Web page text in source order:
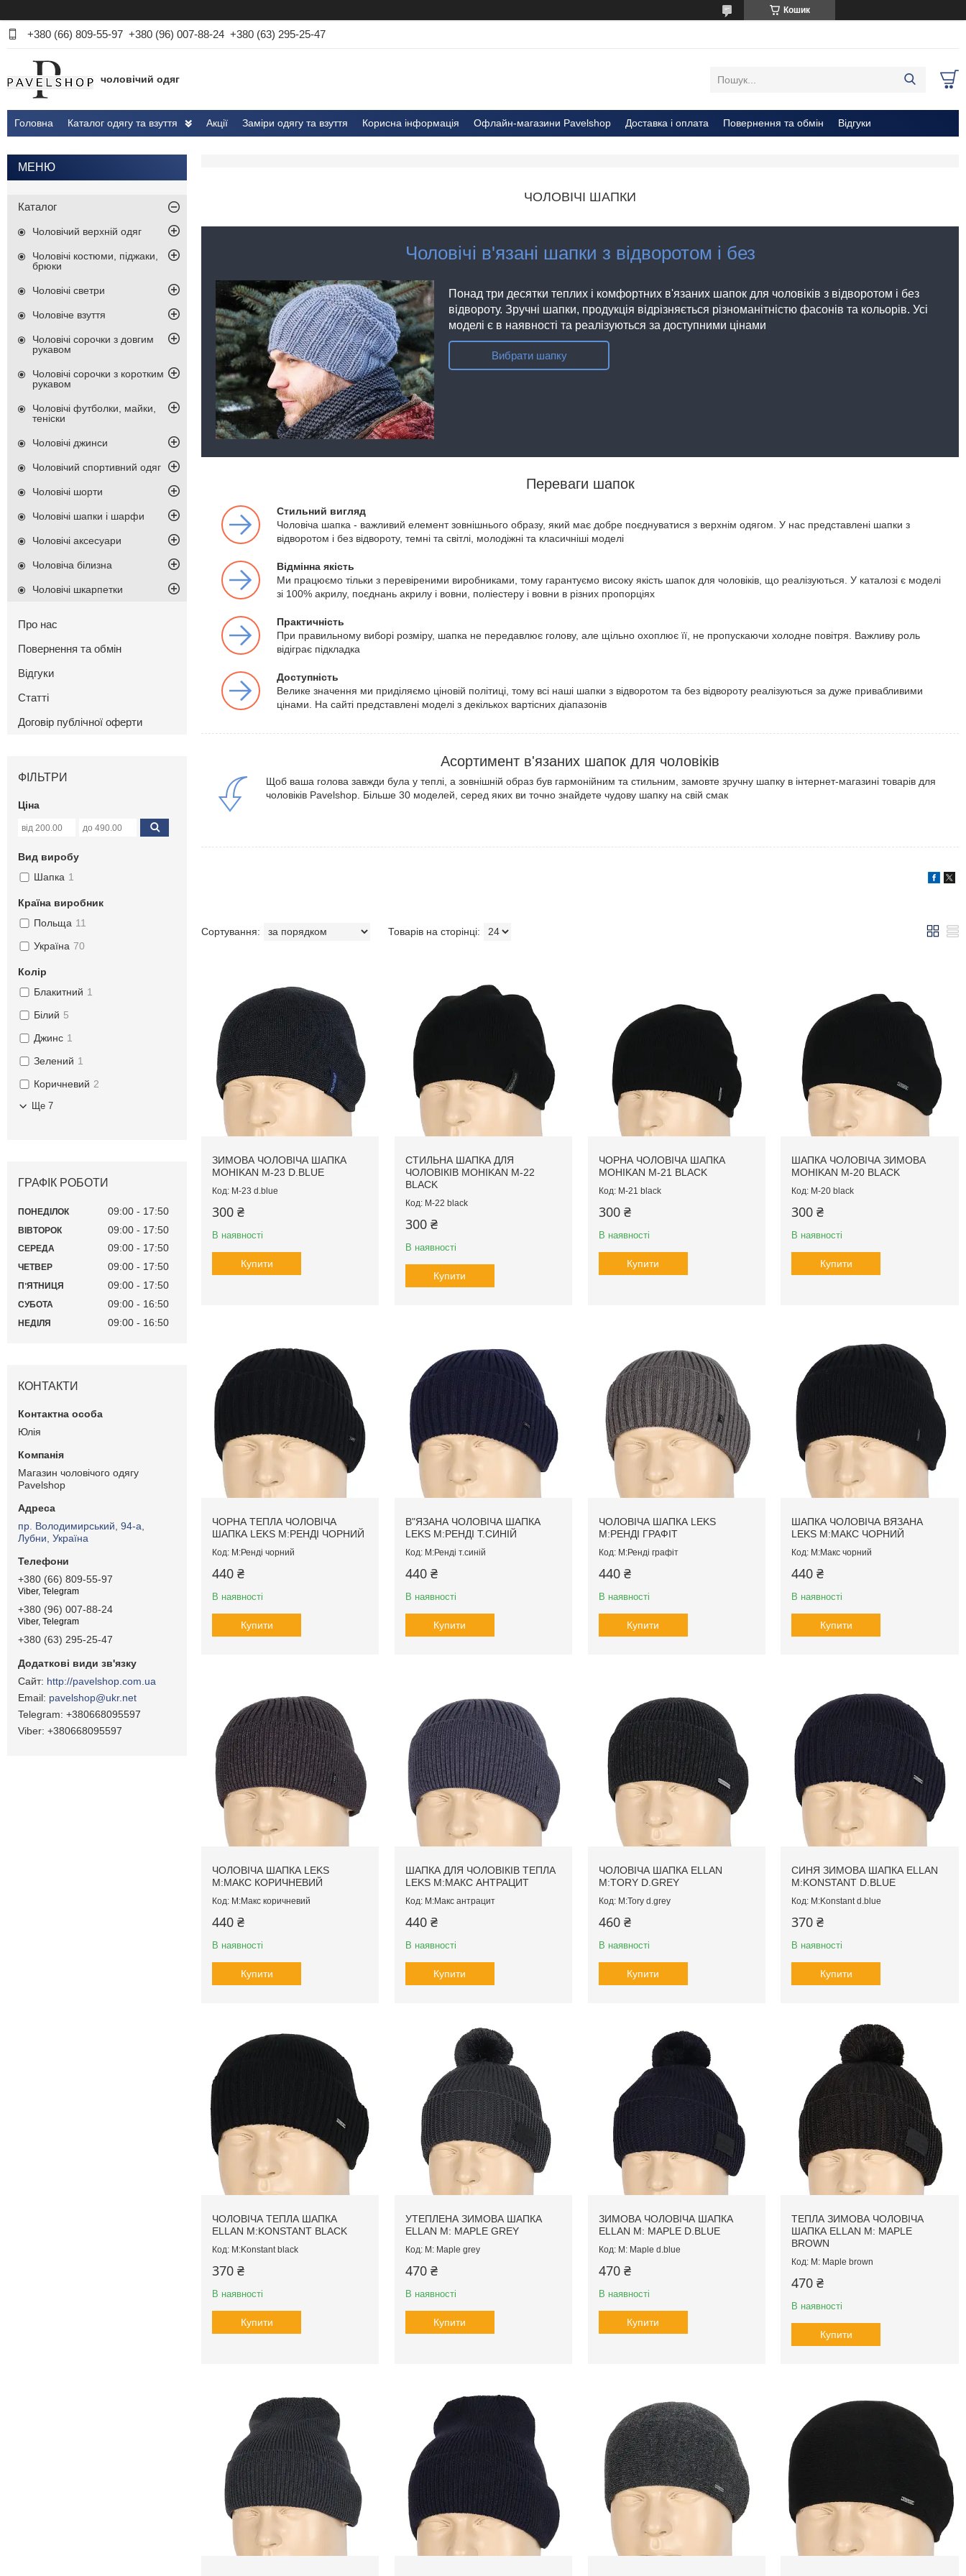
Кошик
+380 (66) 809-55-97 +380 (96) 007-88-24 +380 (63) 295-25-47
чоловічий одяг
Головна Каталог одягу та взуття Акції Заміри одягу та взуття Корисна інформація Офлайн-магазини Pavelshop Доставка і оплата Повернення та обмін Відгуки
ЧОЛОВІЧІ ШАПКИ
Чоловічі в'язані шапки з відворотом і без
Понад три десятки теплих і комфортних в'язаних шапок для чоловіків з відворотом і без
відвороту. Зручні шапки, продукція відрізняється різноманітністю фасонів та кольорів. Усі
моделі є в наявності та реалізуються за доступними цінами
Вибрати шапку
Переваги шапок
Стильний вигляд
Чоловіча шапка - важливий елемент зовнішнього образу, який має добре поєднуватися з верхнім одягом. У нас представлені шапки з
відворотом і без відвороту, темні та світлі, молодіжні та класичніші моделі
Відмінна якість
Ми працюємо тільки з перевіреними виробниками, тому гарантуємо високу якість шапок для чоловіків, що реалізуються. У каталозі є моделі
зі 100% акрилу, поєднань акрилу і вовни, поліестеру і вовни в різних пропорціях
Практичність
При правильному виборі розміру, шапка не передавлює голову, але щільно охоплює її, не пропускаючи холодне повітря. Важливу роль
відіграє підкладка
Доступність
Велике значення ми приділяємо ціновій політиці, тому всі наші шапки з відворотом та без відвороту реалізуються за дуже привабливими
цінами. На сайті представлені моделі з декількох вартісних діапазонів
Асортимент в'язаних шапок для чоловіків
Щоб ваша голова завжди була у теплі, а зовнішній образ був гармонійним та стильним, замовте зручну шапку в інтернет-магазині товарів для
чоловіків Pavelshop. Більше 30 моделей, серед яких ви точно знайдете чудову шапку на свій смак
ЗИМОВА ЧОЛОВІЧА ШАПКА
MOHIKAN M-23 D.BLUE
M-23 d.blue
300 ₴
В наявності
Купити
СТИЛЬНА ШАПКА ДЛЯ
ЧОЛОВІКІВ MOHIKAN M-22
BLACK
M-22 black
300 ₴
В наявності
Купити
ЧОРНА ЧОЛОВІЧА ШАПКА
MOHIKAN M-21 BLACK
M-21 black
300 ₴
В наявності
Купити
ШАПКА ЧОЛОВІЧА ЗИМОВА
MOHIKAN M-20 BLACK
M-20 black
300 ₴
В наявності
Купити
ЧОРНА ТЕПЛА ЧОЛОВІЧА
ШАПКА LEKS M:РЕНДІ ЧОРНИЙ
M:Ренді чорний
440 ₴
В наявності
Купити
В"ЯЗАНА ЧОЛОВІЧА ШАПКА
LEKS M:РЕНДІ Т.СИНІЙ
M:Ренді т.синій
440 ₴
В наявності
Купити
ЧОЛОВІЧА ШАПКА LEKS
M:РЕНДІ ГРАФІТ
M:Ренді графіт
440 ₴
В наявності
Купити
ШАПКА ЧОЛОВІЧА ВЯЗАНА
LEKS M:МАКС ЧОРНИЙ
M:Макс чорний
440 ₴
В наявності
Купити
ЧОЛОВІЧА ШАПКА LEKS
M:МАКС КОРИЧНЕВИЙ
M:Макс коричневий
440 ₴
В наявності
Купити
ШАПКА ДЛЯ ЧОЛОВІКІВ ТЕПЛА
LEKS M:МАКС АНТРАЦИТ
M:Макс антрацит
440 ₴
В наявності
Купити
ЧОЛОВІЧА ШАПКА ELLAN
M:TORY D.GREY
M:Tory d.grey
460 ₴
В наявності
Купити
СИНЯ ЗИМОВА ШАПКА ELLAN
M:KONSTANT D.BLUE
M:Konstant d.blue
370 ₴
В наявності
Купити
ЧОЛОВІЧА ТЕПЛА ШАПКА
ELLAN M:KONSTANT BLACK
M:Konstant black
370 ₴
В наявності
Купити
УТЕПЛЕНА ЗИМОВА ШАПКА
ELLAN M: MAPLE GREY
M: Maple grey
470 ₴
В наявності
Купити
ЗИМОВА ЧОЛОВІЧА ШАПКА
ELLAN M: MAPLE D.BLUE
M: Maple d.blue
470 ₴
В наявності
Купити
ТЕПЛА ЗИМОВА ЧОЛОВІЧА
ШАПКА ELLAN M: MAPLE
BROWN
M: Maple brown
470 ₴
В наявності
Купити
Каталог
Чоловічий верхній одяг
Чоловічі костюми, піджаки,
брюки
Чоловічі светри
Чоловіче взуття
Чоловічі сорочки з довгим
рукавом
Чоловічі сорочки з коротким
рукавом
Чоловічі футболки, майки,
теніски
Чоловічі джинси
Чоловічий спортивний одяг
Чоловічі шорти
Чоловічі шапки і шарфи
Чоловічі аксесуари
Чоловіча білизна
Чоловічі шкарпетки
Про нас
Повернення та обмін
Відгуки
Статті
Договір публічної оферти
ФІЛЬТРИ
Ціна
Вид виробу
Шапка 1
Країна виробник
Польща 11
Україна 70
Колір
Блакитний 1
Білий 5
Джинс 1
Зелений 1
Коричневий 2
Ще 7
ГРАФІК РОБОТИ
ПОНЕДІЛОК 09:00 17:50
ВІВТОРОК 09:00 17:50
СЕРЕДА 09:00 17:50
ЧЕТВЕР 09:00 17:50
ПʼЯТНИЦЯ 09:00 17:50
СУБОТА 09:00 16:50
НЕДІЛЯ 09:00 16:50
КОНТАКТИ
Юлія
Магазин чоловічого одягу
Pavelshop
пр. Володимирський, 94-а,
Лубни, Україна
+380 (66) 809-55-97
Viber, Telegram
+380 (96) 007-88-24
Viber, Telegram
+380 (63) 295-25-47
http://pavelshop.com.ua
pavelshop@ukr.net
+380668095597
+380668095597